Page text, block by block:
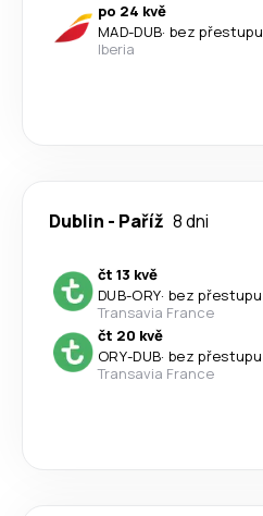
po 24 kvě
MAD-DUB· bez přestupu
Iberia
Dublin - Paříž 8 dni
čt 13 kvě
DUB-ORY· bez přestupu
Transavia France
čt 20 kvě
ORY-DUB· bez přestupu
Transavia France